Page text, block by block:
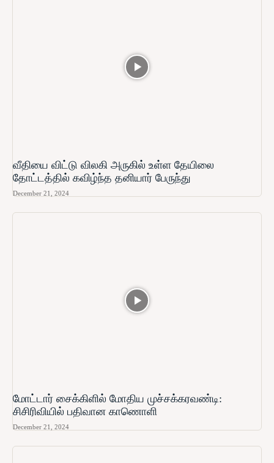
வீதியை விட்டு விலகி அருகில் உள்ள தேயிலை
தோட்டத்தில் கவிழ்ந்த தனியார் பேருந்து
December 21, 2024
மோட்டார் சைக்கிளில் மோதிய முச்சக்கரவண்டி:
சிசிரிவியில் பதிவான காணொளி
December 21, 2024